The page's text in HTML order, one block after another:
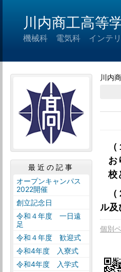
川内商工高
機械科 電気科 インテ
川内
お
校
（
ル及
個別
最近の記事
オープンキャンパス
2022開催
創立記念日
令和４年度 一日遠
足
令和４年度 歓迎式
令和4年度 入寮式
令和4年度 入学式